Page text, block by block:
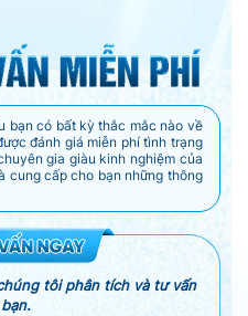
bạn có bất kỳ thắc mắc nào về
đánh giá miễn phí tình trạng
gia giàu kinh nghiệm của
cung cấp cho bạn những thông
tôi phân tích và tư vấn